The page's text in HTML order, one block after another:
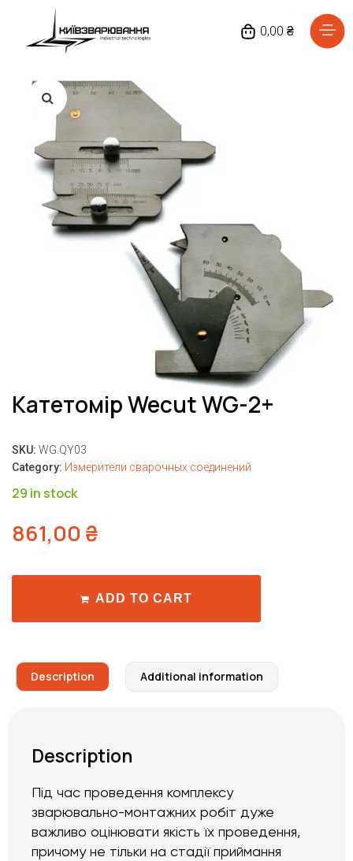
0,00 ₴
Катетомір Wecut WG-2+
SKU: WG.QY03
Category: Измерители сварочных соединений
29 in stock
861,00 ₴
ADD TO CART
Description Additional information
Description
Під час проведення комплексу
зварювально-монтажних робіт дуже
важливо оцінювати якість їх проведення,
причому не тільки на стадії приймання
Головна
Каталог товарів
Відгуки
Про нас
Доставка та оплата
Повернення та обмін